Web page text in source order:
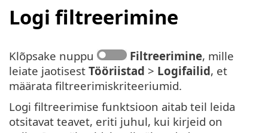
Logi filtreerimine
Klõpsake nuppu Filtreerimine, mille
leiate jaotisest Tööriistad > Logifailid, et
määrata filtreerimiskriteeriumid.
Logi filtreerimise funktsioon aitab teil leida
otsitavat teavet, eriti juhul, kui kirjeid on